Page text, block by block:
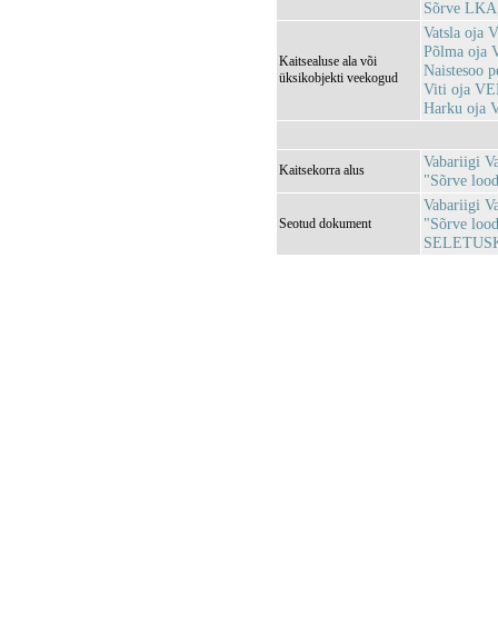
Sõrve
Kaitsealuse ala või
üksikobjekti veekogud
Vatsla oja
Põlma oja
Naistesoo
Viti oja
Harku oja
Kaitsekorra alus
Vabariigi
"Sõrve
Seotud dokument
Vabariigi
"Sõrve